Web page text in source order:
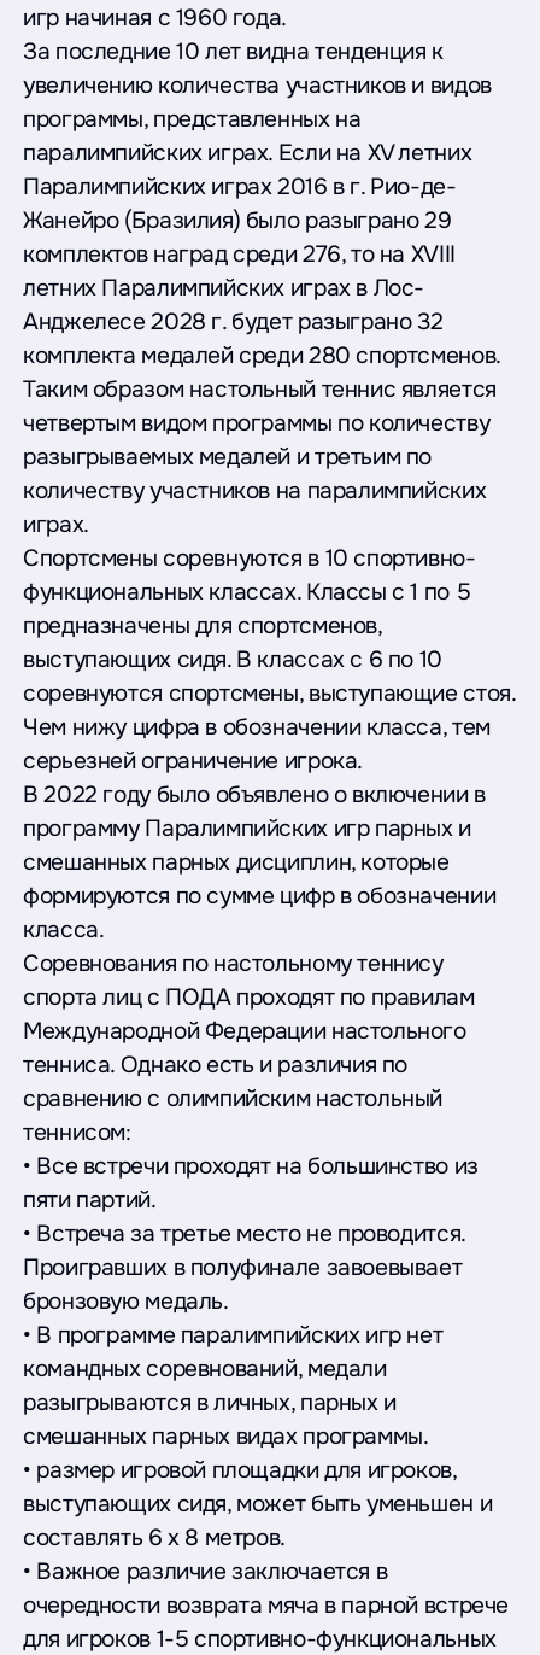
игр начиная с 1960 года.
За последние 10 лет видна тенденция к
увеличению количества участников и видов
программы, представленных на
паралимпийских играх. Если на XV летних
Паралимпийских играх 2016 в г. Рио-де-
Жанейро (Бразилия) было разыграно 29
комплектов наград среди 276, то на XVIII
летних Паралимпийских играх в Лос-
Анджелесе 2028 г. будет разыграно 32
комплекта медалей среди 280 спортсменов.
Таким образом настольный теннис является
четвертым видом программы по количеству
разыгрываемых медалей и третьим по
количеству участников на паралимпийских
играх.
Спортсмены соревнуются в 10 спортивно-
функциональных классах. Классы с 1 по 5
предназначены для спортсменов,
выступающих сидя. В классах с 6 по 10
соревнуются спортсмены, выступающие стоя.
Чем нижу цифра в обозначении класса, тем
серьезней ограничение игрока.
В 2022 году было объявлено о включении в
программу Паралимпийских игр парных и
смешанных парных дисциплин, которые
формируются по сумме цифр в обозначении
класса.
Соревнования по настольному теннису
спорта лиц с ПОДА проходят по правилам
Международной Федерации настольного
тенниса. Однако есть и различия по
сравнению с олимпийским настольный
теннисом:
• Все встречи проходят на большинство из
пяти партий.
• Встреча за третье место не проводится.
Проигравших в полуфинале завоевывает
бронзовую медаль.
• В программе паралимпийских игр нет
командных соревнований, медали
разыгрываются в личных, парных и
смешанных парных видах программы.
• размер игровой площадки для игроков,
выступающих сидя, может быть уменьшен и
составлять 6 x 8 метров.
• Важное различие заключается в
очередности возврата мяча в парной встрече
для игроков 1-5 спортивно-функциональных